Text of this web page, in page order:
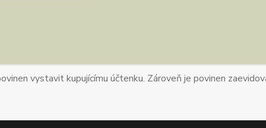
vystavit kupujícímu účtenku. Zároveň je povinen